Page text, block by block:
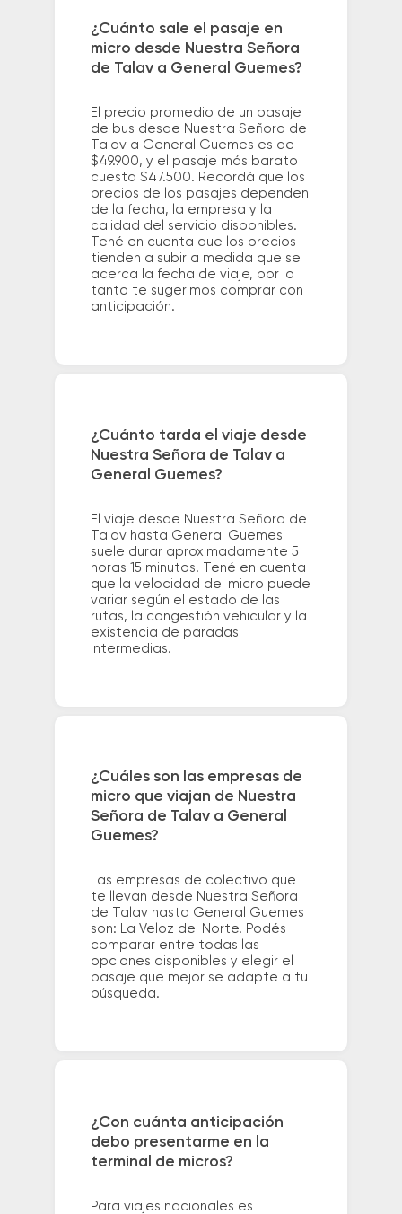
¿Cuánto sale el pasaje en
micro desde Nuestra Señora
de Talav a General Guemes?
El precio promedio de un pasaje
de bus desde Nuestra Señora de
Talav a General Guemes es de
$49.900, y el pasaje más barato
cuesta $47.500. Recordá que los
precios de los pasajes dependen
de la fecha, la empresa y la
calidad del servicio disponibles.
Tené en cuenta que los precios
tienden a subir a medida que se
acerca la fecha de viaje, por lo
tanto te sugerimos comprar con
anticipación.
¿Cuánto tarda el viaje desde
Nuestra Señora de Talav a
General Guemes?
El viaje desde Nuestra Señora de
Talav hasta General Guemes
suele durar aproximadamente 5
horas 15 minutos. Tené en cuenta
que la velocidad del micro puede
variar según el estado de las
rutas, la congestión vehicular y la
existencia de paradas
intermedias.
¿Cuáles son las empresas de
micro que viajan de Nuestra
Señora de Talav a General
Guemes?
Las empresas de colectivo que
te llevan desde Nuestra Señora
de Talav hasta General Guemes
son: La Veloz del Norte. Podés
comparar entre todas las
opciones disponibles y elegir el
pasaje que mejor se adapte a tu
búsqueda.
¿Con cuánta anticipación
debo presentarme en la
terminal de micros?
Para viajes nacionales es